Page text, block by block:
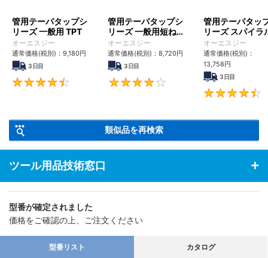
管用テーパタップシ
リーズ 一般用 TPT
オーエスジー
通常価格(税別)： 9,180円
3日目
4.5
管用テーパタップシ
リーズ 一般用短ねじ
S-TPT
オーエスジー
通常価格(税別)： 8,720円
3日目
4.2
管用テーパタッ
リーズ スパイラ
ップ短ねじ
TPT
オーエスジー
通常価格(税別)：
13,758円
3日目
類似品を再検索
ツール用品技術窓口
型番が確定されました
価格をご確認の上、ご注文ください
型番リスト カタログ